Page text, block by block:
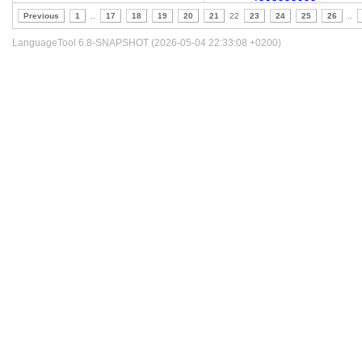
Previous 1 17 18 19 20 21 22 23 24 25 26
LanguageTool 6.8-SNAPSHOT (2026-05-04 22:33:08 +0200)